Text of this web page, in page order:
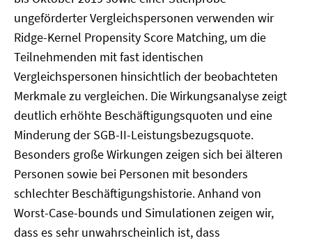
ungeförderter Vergleichspersonen verwenden wir
Ridge-Kernel Propensity Score Matching, um die
Teilnehmenden mit fast identischen
Vergleichspersonen hinsichtlich der beobachteten
Merkmale zu vergleichen. Die Wirkungsanalyse zeigt
deutlich erhöhte Beschäftigungsquoten und eine
Minderung der SGB-II-Leistungsbezugsquote.
Besonders große Wirkungen zeigen sich bei älteren
Personen sowie bei Personen mit besonders
schlechter Beschäftigungshistorie. Anhand von
Worst-Case-bounds und Simulationen zeigen wir,
dass es sehr unwahrscheinlich ist, dass